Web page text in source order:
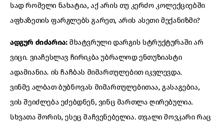
სად რომელი ნახატია, აქ არის თუ კერძო კოლექციებში
აფხაზეთის ფარგლებს გარეთ, არის ასეთი მექანიზმი?
ადგურ ძიძარია: მხატვრული დარგის სტრუქტურაში არ
ვიცი. ვიაჩესლავ ჩირიკბა უბრალოდ ენთუზიასტი
ადამიანია. ის ჩაჩბას მიმართულებით იკვლევდა.
ვინმე ალბათ ბუბნოვას მიმართულებითაა, გასაგებია,
ვის შეიძლება ეძებდნენ, ვინც მართლა ღირებულია.
სხვათა შორის, ესეც მაჩვენებელია. თვალი მოვკარი რაც